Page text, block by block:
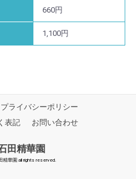
660円
1,100円
プライバシーポリシー
表記
お問い合わせ
田精華園
精華園 all rights reserved.